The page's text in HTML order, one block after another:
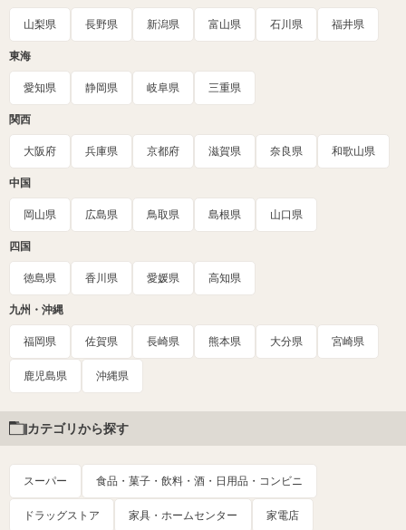
山梨県 長野県 新潟県 富山県 石川県 福井県
東海
愛知県 静岡県 岐阜県 三重県
関西
大阪府 兵庫県 京都府 滋賀県 奈良県 和歌山県
中国
岡山県 広島県 鳥取県 島根県 山口県
四国
徳島県 香川県 愛媛県 高知県
九州・沖縄
福岡県 佐賀県 長崎県 熊本県 大分県 宮崎県
鹿児島県 沖縄県
カテゴリから探す
スーパー 食品・菓子・飲料・酒・日用品・コンビニ
ドラッグストア 家具・ホームセンター 家電店